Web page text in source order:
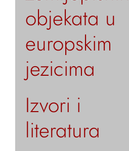
objekata u
europskim
jezicima
Izvori i
literatura